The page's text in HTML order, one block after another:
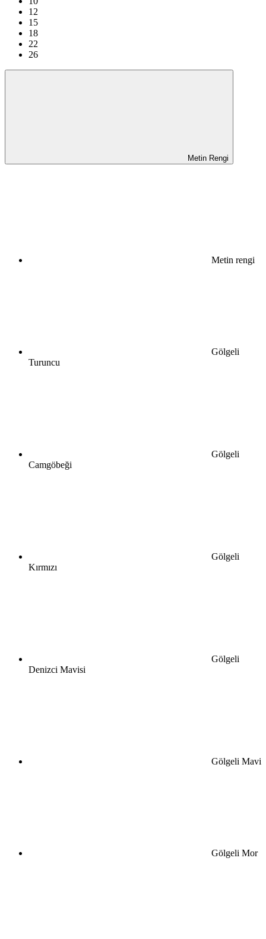
12
15
18
22
26
Metin Rengi
Metin rengi
Gölgeli
Turuncu
Gölgeli
Camgöbeği
Gölgeli
Kırmızı
Gölgeli
Denizci Mavisi
Gölgeli Mavi
Gölgeli Mor